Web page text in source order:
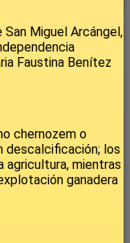
San Miguel Arcángel,
Faustina Benítez
chernozem o
descalcificación; los
agricultura, mientras
ganadera